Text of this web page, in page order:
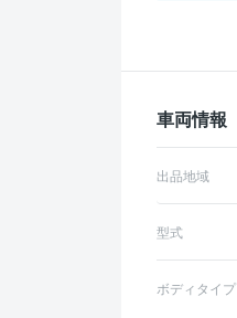
車両情報
出品地域
型式
ボディタイプ